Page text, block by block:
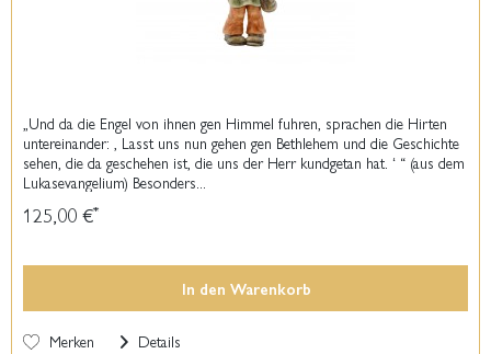
„Und da die Engel von ihnen gen Himmel fuhren, sprachen die Hirten
untereinander: ‚ Lasst uns nun gehen gen Bethlehem und die Geschichte
sehen, die da geschehen ist, die uns der Herr kundgetan hat. ʻ “ (aus dem
Lukasevangelium) Besonders...
125,00 €*
In den Warenkorb
Merken Details